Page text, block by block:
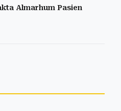
Almarhum Pasien